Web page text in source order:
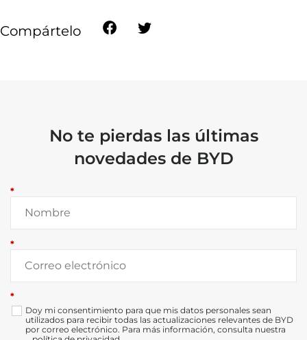
Compártelo
No te pierdas las últimas
novedades de BYD
*
*
*
Doy mi consentimiento para que mis datos personales sean
utilizados para recibir todas las actualizaciones relevantes de BYD
por correo electrónico. Para más información, consulta nuestra